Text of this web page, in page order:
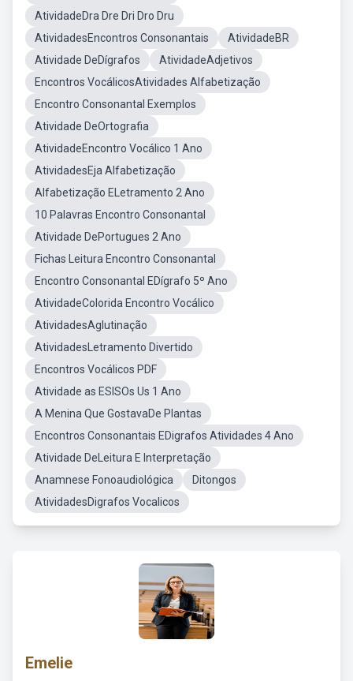
AtividadeDra Dre Dri Dro Dru
AtividadesEncontros Consonantais
AtividadeBR
Atividade DeDígrafos
AtividadeAdjetivos
Encontros VocálicosAtividades Alfabetização
Encontro Consonantal Exemplos
Atividade DeOrtografia
AtividadeEncontro Vocálico 1 Ano
AtividadesEja Alfabetização
Alfabetização ELetramento 2 Ano
10 Palavras Encontro Consonantal
Atividade DePortugues 2 Ano
Fichas Leitura Encontro Consonantal
Encontro Consonantal EDígrafo 5º Ano
AtividadeColorida Encontro Vocálico
AtividadesAglutinação
AtividadesLetramento Divertido
Encontros Vocálicos PDF
Atividade as ESISOs Us 1 Ano
A Menina Que GostavaDe Plantas
Encontros Consonantais EDigrafos Atividades 4 Ano
Atividade DeLeitura E Interpretação
Anamnese Fonoaudiológica
Ditongos
AtividadesDigrafos Vocalicos
Emelie